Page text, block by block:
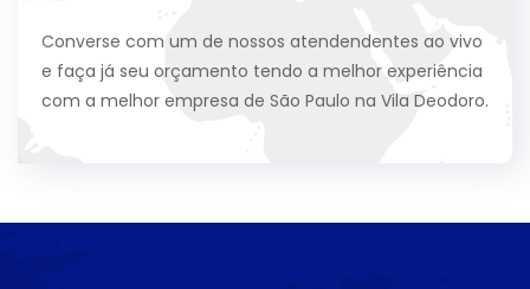
Converse com um de nossos atendendentes ao vivo
e faça já seu orçamento tendo a melhor experiência
com a melhor empresa de São Paulo na Vila Deodoro.